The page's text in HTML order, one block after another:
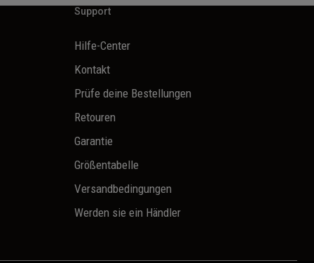
Support
Hilfe-Center
Kontakt
Prüfe deine Bestellungen
Retouren
Garantie
Größentabelle
Versandbedingungen
Werden sie ein Händler